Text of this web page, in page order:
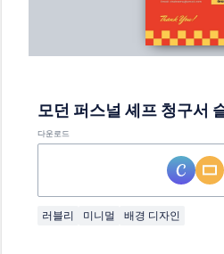
모던 퍼스널 셰프 청구서
다운로드
러블리 미니멀 배경 디자인